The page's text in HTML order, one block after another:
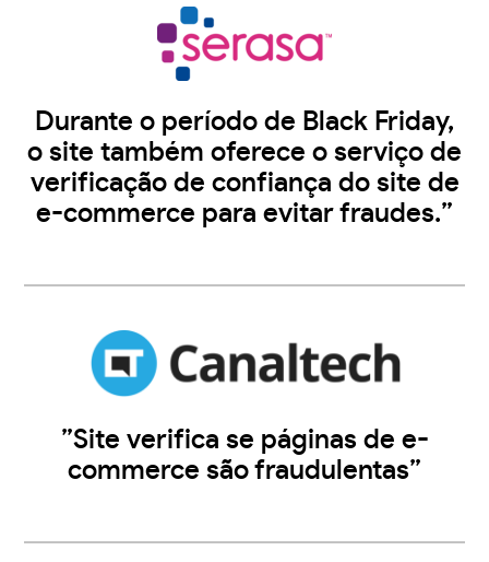
Durante o período de Black Friday,
o site também oferece o serviço de
verificação de confiança do site de
e-commerce para evitar fraudes.”
”Site verifica se páginas de e-
commerce são fraudulentas”